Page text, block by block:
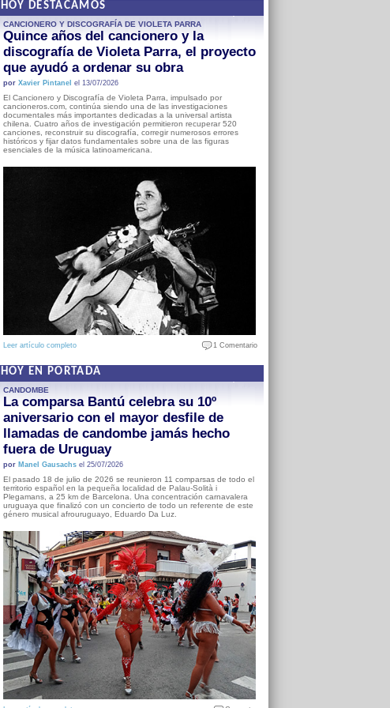
HOY DESTACAMOS
CANCIONERO Y DISCOGRAFÍA DE VIOLETA PARRA
Quince años del cancionero y la
discografía de Violeta Parra, el proyecto
que ayudó a ordenar su obra
por Xavier Pintanel el 13/07/2026
El Cancionero y Discografía de Violeta Parra, impulsado por
cancioneros.com, continúa siendo una de las investigaciones
documentales más importantes dedicadas a la universal artista
chilena. Cuatro años de investigación permitieron recuperar 520
canciones, reconstruir su discografía, corregir numerosos errores
históricos y fijar datos fundamentales sobre una de las figuras
esenciales de la música latinoamericana.
Leer artículo completo 1 Comentario
HOY EN PORTADA
CANDOMBE
La comparsa Bantú celebra su 10º
aniversario con el mayor desfile de
llamadas de candombe jamás hecho
fuera de Uruguay
por Manel Gausachsel 25/07/2026
El pasado 18 de julio de 2026 se reunieron 11 comparsas de todo el
territorio español en la pequeña localidad de Palau-Solità i
Plegamans, a 25 km de Barcelona. Una concentración carnavalera
uruguaya que finalizó con un concierto de todo un referente de este
género musical afrouruguayo, Eduardo Da Luz.